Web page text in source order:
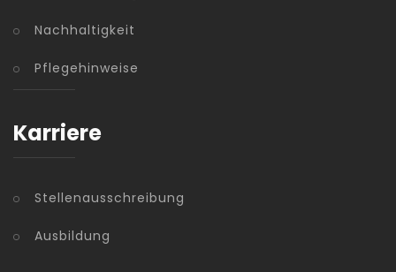
Nachhaltigkeit
Pflegehinweise
Karriere
Stellenausschreibung
Ausbildung